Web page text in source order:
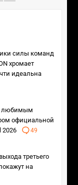
силы команд
хромает
идеальна
любимым
официальной
2026
49
третьего
на